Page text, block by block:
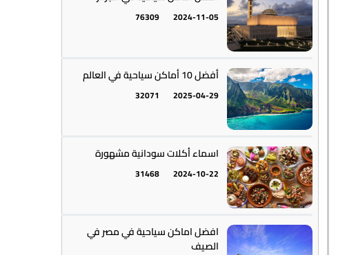
أمريكا الجنوبية || القارة اللاتينية
أستراليا || أوقيانوسيا
2024-11-05
76309
أفضل 10 أماكن سياحية في العالم
2025-04-29
32071
اسماء أكلات سودانية مشهورة
2024-10-22
31468
افضل اماكن سياحية في مصر في
الصيف